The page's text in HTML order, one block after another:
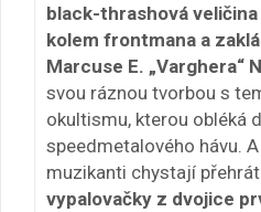
black-thrashová
kolem frontmana a
Marcuse E. „Varghera“
svou ráznou tvorbou s
okultismu, kterou obléká
speedmetalového hávu. A
muzikanti chystají
vypalovačky z dvojice